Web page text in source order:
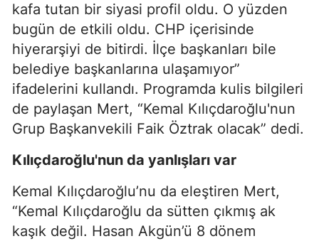
kafa tutan bir siyasi profil oldu. O yüzden
bugün de etkili oldu. CHP içerisinde
hiyerarşiyi de bitirdi. İlçe başkanları bile
belediye başkanlarına ulaşamıyor”
ifadelerini kullandı. Programda kulis bilgileri
de paylaşan Mert, “Kemal Kılıçdaroğlu'nun
Grup Başkanvekili Faik Öztrak olacak” dedi.
Kılıçdaroğlu'nun da yanlışları var
Kemal Kılıçdaroğlu’nu da eleştiren Mert,
“Kemal Kılıçdaroğlu da sütten çıkmış ak
kaşık değil. Hasan Akgün’ü 8 dönem